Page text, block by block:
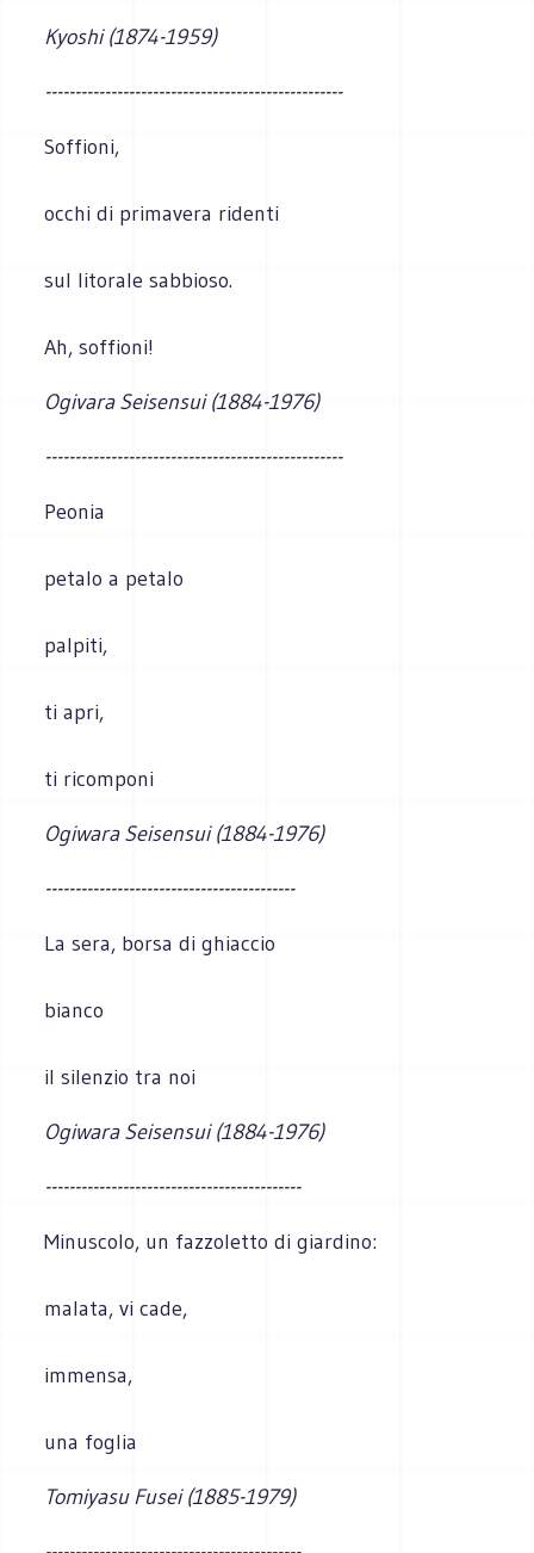
Kyoshi (1874-1959)
--------------------------------------------------
Soffioni,
occhi di primavera ridenti
sul litorale sabbioso.
Ah, soffioni!
Ogivara Seisensui (1884-1976)
--------------------------------------------------
Peonia
petalo a petalo
palpiti,
ti apri,
ti ricomponi
Ogiwara Seisensui (1884-1976)
------------------------------------------
La sera, borsa di ghiaccio
bianco
il silenzio tra noi
Ogiwara Seisensui (1884-1976)
-------------------------------------------
Minuscolo, un fazzoletto di giardino:
malata, vi cade,
immensa,
una foglia
Tomiyasu Fusei (1885-1979)